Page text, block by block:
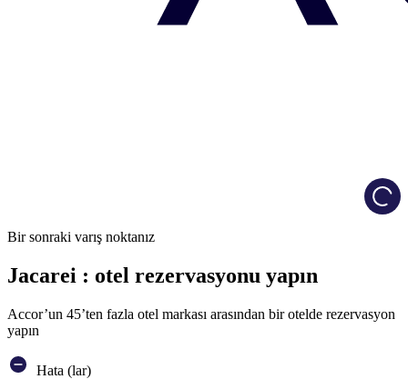
Bir sonraki varış noktanız
Jacarei : otel rezervasyonu yapın
Accor’un 45’ten fazla otel markası arasından bir otelde rezervasyon
yapın
Hata (lar)